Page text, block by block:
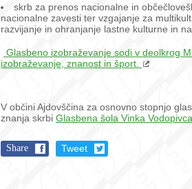
skrb za prenos nacionalne in
nacionalne zavesti ter vzgajanje za
razvijanje in ohranjanje lastne kulturne in
Glasbeno izobraževanje sodi v deolkrog
izobraževanje, znanost in šport.
V občini Ajdovščina za osnovno stopnjo
znanja skrbi Glasbena šola Vinka
Share Tweet